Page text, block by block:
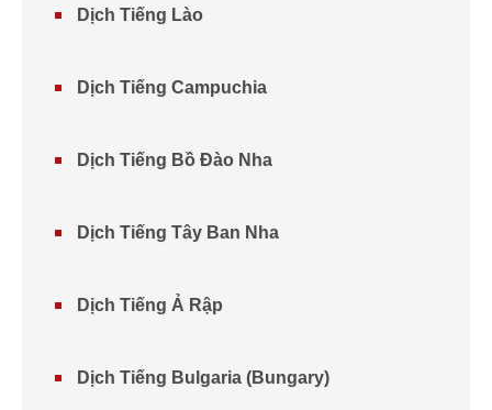
Dịch Tiếng Lào
Dịch Tiếng Campuchia
Dịch Tiếng Bồ Đào Nha
Dịch Tiếng Tây Ban Nha
Dịch Tiếng Ả Rập
Dịch Tiếng Bulgaria (Bungary)